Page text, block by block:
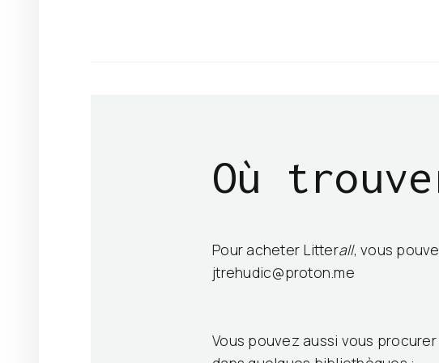
Où
Pour acheter Litterall, vous
jtrehudic@proton.me
Vous pouvez aussi vous